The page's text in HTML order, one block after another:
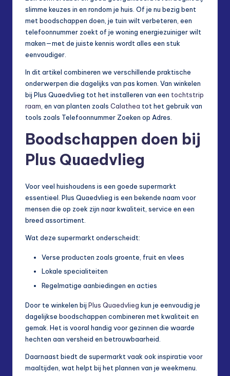
slimme keuzes in en rondom je huis. Of je nu bezig bent
met boodschappen doen, je tuin wilt verbeteren, een
telefoonnummer zoekt of je woning energiezuiniger wilt
maken—met de juiste kennis wordt alles een stuk
eenvoudiger.
In dit artikel combineren we verschillende praktische
onderwerpen die dagelijks van pas komen. Van winkelen
bij Plus Quaedvlieg tot het installeren van een tochtstrip
raam, en van planten zoals Calathea tot het gebruik van
tools zoals Telefoonnummer Zoeken op Adres.
Boodschappen doen bij
Plus Quaedvlieg
Voor veel huishoudens is een goede supermarkt
essentieel. Plus Quaedvlieg is een bekende naam voor
mensen die op zoek zijn naar kwaliteit, service en een
breed assortiment.
Wat deze supermarkt onderscheidt:
Verse producten zoals groente, fruit en vlees
Lokale specialiteiten
Regelmatige aanbiedingen en acties
Door te winkelen bij Plus Quaedvlieg kun je eenvoudig je
dagelijkse boodschappen combineren met kwaliteit en
gemak. Het is vooral handig voor gezinnen die waarde
hechten aan versheid en betrouwbaarheid.
Daarnaast biedt de supermarkt vaak ook inspiratie voor
maaltijden, wat helpt bij het plannen van je weekmenu.